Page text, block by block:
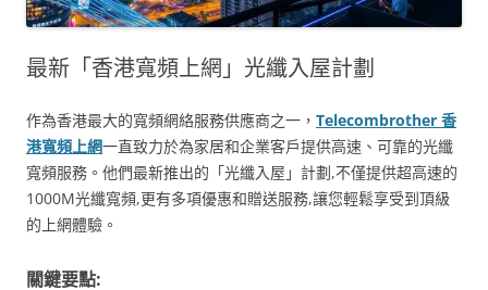
最新「香港寬頻上網」光纖入屋計劃
作為香港最大的寬頻網絡服務供應商之一， Telecombrother 香
港寬頻上網一直致力於為家居和企業客戶提供高速、可靠的光纖
寬頻服務。他們最新推出的「光纖入屋」計劃,不僅提供超高速的
1000M光纖寬頻,更有多項優惠和贈送服務,讓您輕鬆享受到頂級
的上網體驗。
關鍵要點: